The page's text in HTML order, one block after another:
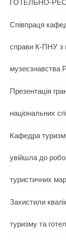
ГОТЕЛЬНО-
Співпраця
справи К-ПНУ з
музеєзнавства
Презентація
національних
Кафедра
увійшла до
туристичних
Захистили
туризму та